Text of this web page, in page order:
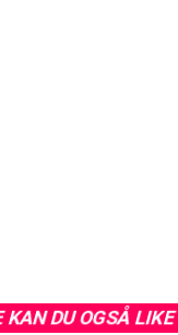
KAN DU OGSÅ LIKE